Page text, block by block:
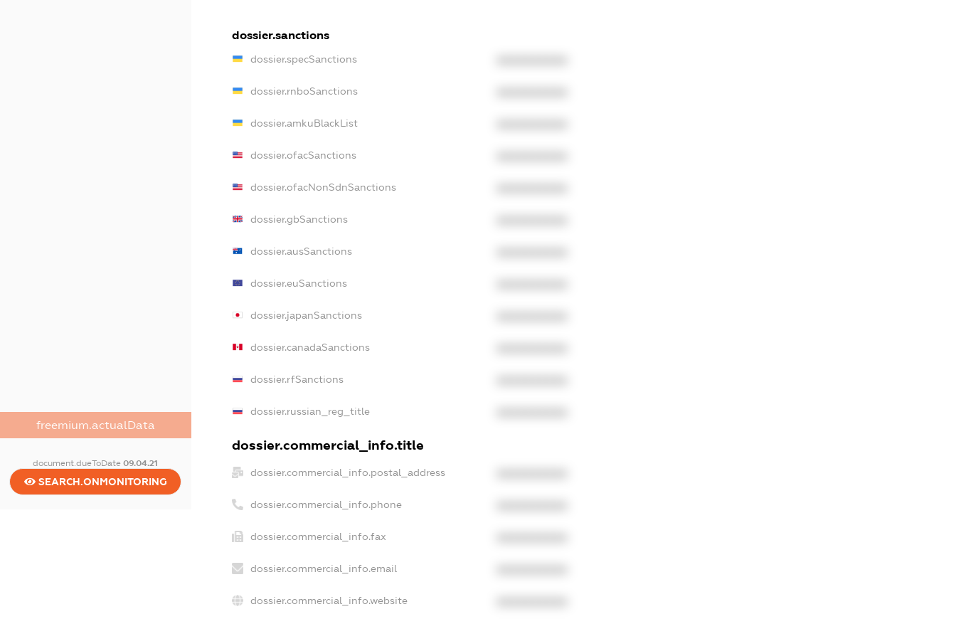
freemium.actualData
document.dueToDate09.04.21
SEARCH.ONMONITORING
dossier.sanctions
dossier.specSanctions
dossier.rnboSanctions
dossier.amkuBlackList
dossier.ofacSanctions
dossier.ofacNonSdnSanctions
dossier.gbSanctions
dossier.ausSanctions
dossier.euSanctions
dossier.japanSanctions
dossier.canadaSanctions
dossier.rfSanctions
dossier.russian_reg_title
dossier.commercial_info.title
dossier.commercial_info.postal_address
dossier.commercial_info.phone
dossier.commercial_info.fax
dossier.commercial_info.email
dossier.commercial_info.website